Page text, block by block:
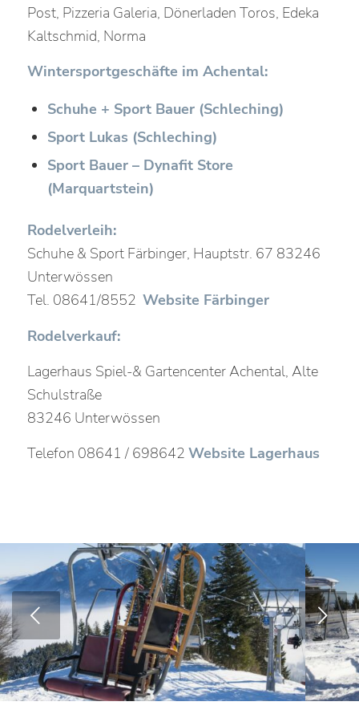
Post, Pizzeria Galeria, Dönerladen Toros, Edeka
Kaltschmid, Norma
Wintersportgeschäfte im Achental:
Schuhe + Sport Bauer (Schleching)
Sport Lukas (Schleching)
Sport Bauer – Dynafit Store
(Marquartstein)
Rodelverleih:
Schuhe & Sport Färbinger, Hauptstr. 67 83246
Unterwössen
Tel. 08641/8552 Website Färbinger
Rodelverkauf:
Lagerhaus Spiel-& Gartencenter Achental, Alte
Schulstraße
83246 Unterwössen
Telefon 08641 / 698642 Website Lagerhaus
Weiter